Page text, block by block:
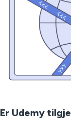
Er Udemy